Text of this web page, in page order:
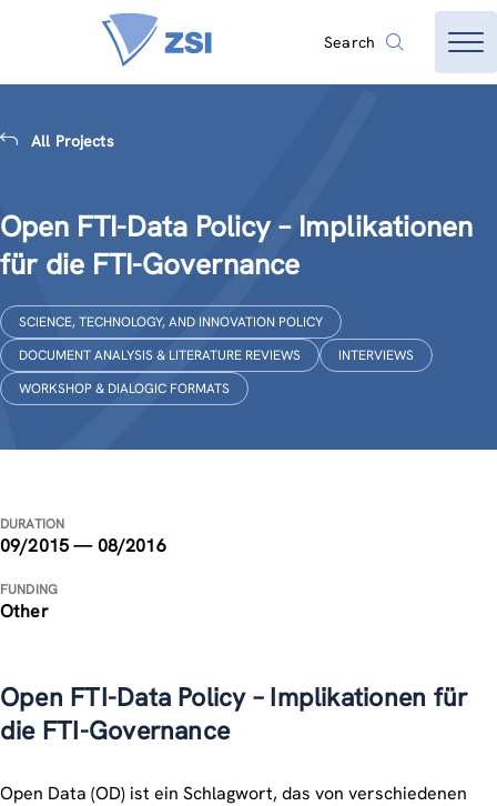
Search
All Projects
Open FTI-Data Policy – Implikationen
für die FTI-Governance
SCIENCE, TECHNOLOGY, AND INNOVATION POLICY
DOCUMENT ANALYSIS & LITERATURE REVIEWS
INTERVIEWS
WORKSHOP & DIALOGIC FORMATS
DURATION
09/2015 — 08/2016
FUNDING
Other
Open FTI-Data Policy – Implikationen für
die FTI-Governance
Open Data (OD) ist ein Schlagwort, das von verschiedenen